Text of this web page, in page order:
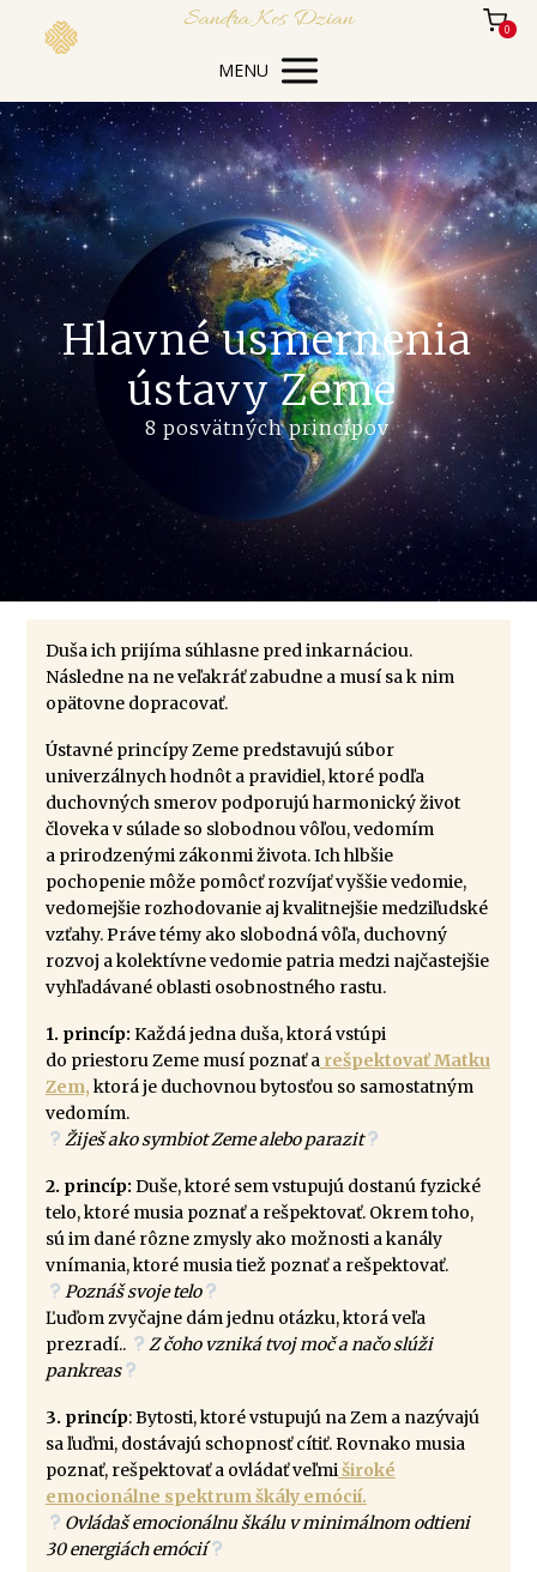
Sandra Kos Dzian 0
MENU
Hlavné usmernenia
ústavy Zeme
8 posvätných princípov
Duša ich prijíma súhlasne pred inkarnáciou.
Následne na ne veľakráť zabudne a musí sa k nim
opätovne dopracovať.
Ústavné princípy Zeme predstavujú súbor
univerzálnych hodnôt a pravidiel, ktoré podľa
duchovných smerov podporujú harmonický život
človeka v súlade so slobodnou vôľou, vedomím
a prirodzenými zákonmi života. Ich hlbšie
pochopenie môže pomôcť rozvíjať vyššie vedomie,
vedomejšie rozhodovanie aj kvalitnejšie medziľudské
vzťahy. Práve témy ako slobodná vôľa, duchovný
rozvoj a kolektívne vedomie patria medzi najčastejšie
vyhľadávané oblasti osobnostného rastu.
1. princíp: Každá jedna duša, ktorá vstúpi
do priestoru Zeme musí poznať arešpektovať Matku
Zem, ktorá je duchovnou bytosťou so samostatným
vedomím.
Žiješ ako symbiot Zeme alebo parazit
2. princíp: Duše, ktoré sem vstupujú dostanú fyzické
telo, ktoré musia poznať a rešpektovať. Okrem toho,
sú im dané rôzne zmysly ako možnosti a kanály
vnímania, ktoré musia tiež poznať a rešpektovať.
Poznáš svoje telo
Ľuďom zvyčajne dám jednu otázku, ktorá veľa
prezradí..
Z čoho vzniká tvoj moč a načo slúži
pankreas
3. princíp: Bytosti, ktoré vstupujú na Zem a nazývajú
sa ľuďmi, dostávajú schopnosť cítiť. Rovnako musia
poznať, rešpektovať a ovládať veľmi široké
emocionálne spektrum škály emócií.
Ovládaš emocionálnu škálu v minimálnom odtieni
30 energiách emócií